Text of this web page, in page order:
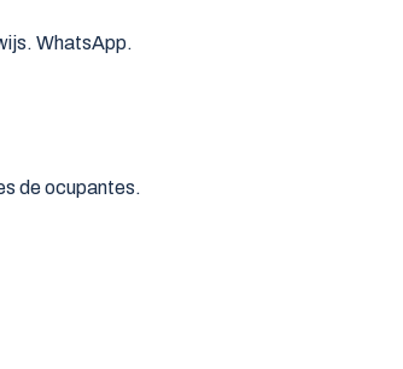
WhatsApp.
de ocupantes.